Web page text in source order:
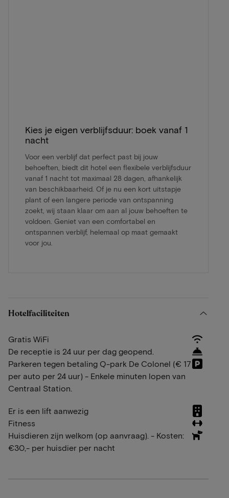
Kies je eigen verblijfsduur: boek vanaf 1
nacht
Voor een verblijf dat perfect past bij jouw
behoeften, biedt dit hotel een flexibele verblijfsduur
vanaf 1 nacht tot maximaal 28 dagen, afhankelijk
van beschikbaarheid. Of je nu een kort uitstapje
plant of een langere periode van ontspanning
zoekt, wij staan klaar om aan al jouw behoeften te
voldoen. Geniet van een comfortabel en
ontspannen verblijf, helemaal op maat gemaakt
voor jou.
Hotelfaciliteiten
Gratis WiFi
De receptie is 24 uur per dag geopend.
Parkeren tegen betaling Q-park De Colonel (€ 17
per auto per 24 uur) - Enkele minuten lopen van
Centraal Station.
Er is een lift aanwezig
Fitness
Huisdieren zijn welkom (op aanvraag). - Kosten:
€30,- per huisdier per nacht